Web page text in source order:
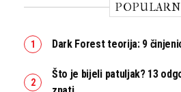
Dark Forest teorija: 9
Što je bijeli patuljak? 13